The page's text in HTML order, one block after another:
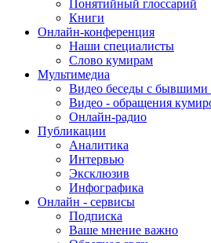
Понятийный глоссарий
Книги
Онлайн-конференция
Наши специалисты
Слово кумирам
Мультимедиа
Видео беседы с бывшими
Видео - обращения
Онлайн-радио
Публикации
Аналитика
Интервью
Эксклюзив
Инфографика
Онлайн - сервисы
Подписка
Ваше мнение важно